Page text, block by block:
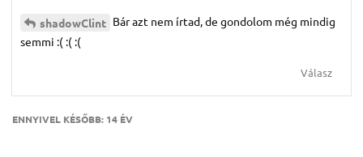
shadowClint Bár azt nem írtad, de gondolom még mindig
semmi :( :( :(
Válasz
ENNYIVEL KÉSŐBB: 14 ÉV